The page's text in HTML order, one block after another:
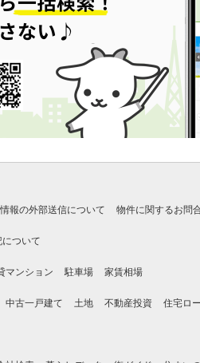
報の外部送信について 物件に関するお問
ついて
マンション 駐車場 家賃相場
中古一戸建て 土地 不動産投資 住宅ロ